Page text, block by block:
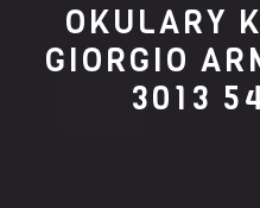
OKULARY
GIORGIO
3013